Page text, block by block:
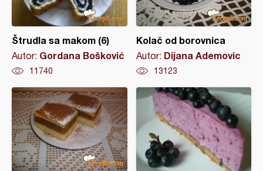
Štrudla sa makom (6)
Autor: Gordana Bošković
11740
Kolač od borovnica
Autor: Dijana Ademovic
13123